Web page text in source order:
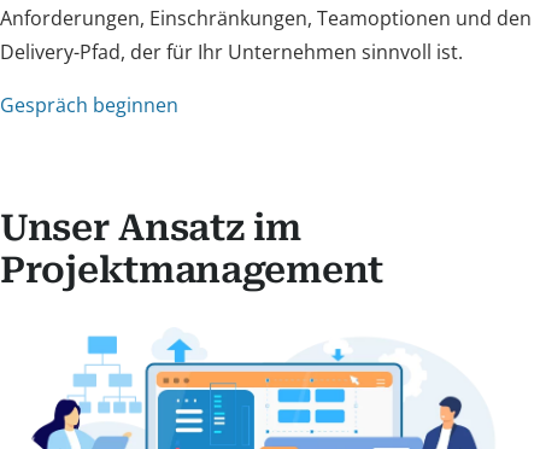
Anforderungen, Einschränkungen, Teamoptionen und den
Delivery-Pfad, der für Ihr Unternehmen sinnvoll ist.
Gespräch beginnen
Unser Ansatz im
Projektmanagement